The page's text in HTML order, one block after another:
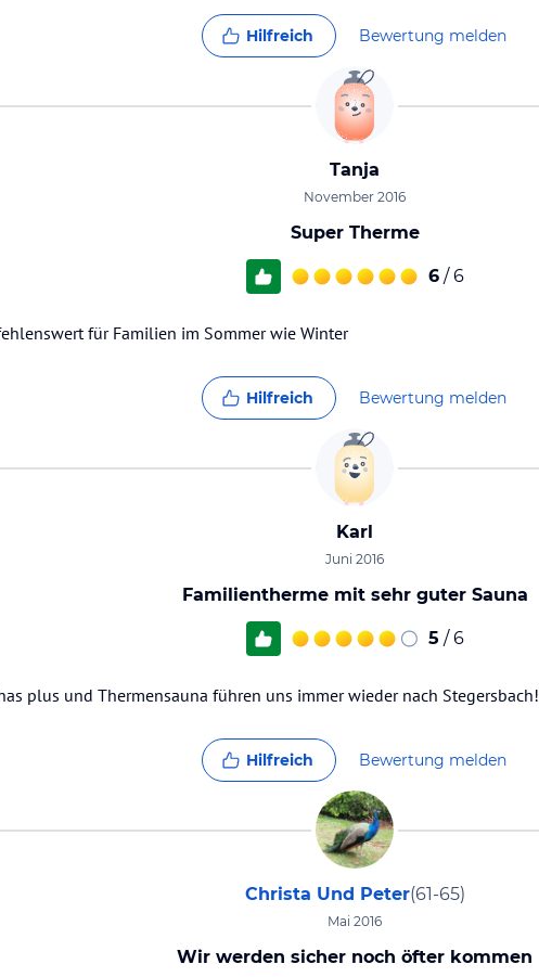
Hilfreich Bewertung melden
Tanja
November 2016
Super Therme
6 / 6
für Familien im Sommer wie Winter
Hilfreich Bewertung melden
Karl
Juni 2016
Familientherme mit sehr guter Sauna
5 / 6
plus und Thermensauna führen uns immer wieder nach Stegersbach!
Hilfreich Bewertung melden
Christa Und Peter(61-65)
Mai 2016
Wir werden sicher noch öfter kommen